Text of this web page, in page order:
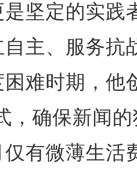
坚定的实践
自主、服务抗
难时期，他
，确保新闻
仅有微薄生活